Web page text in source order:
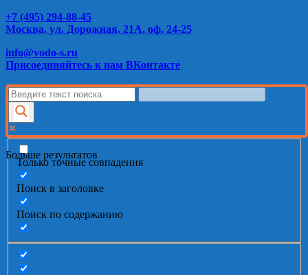
+7 (495) 294-88-45
Москва, ул. Дорожная, 21А, оф. 24-25
info@vodo-s.ru
Присоединяйтесь к нам ВКонтакте
Больше результатов
Только точные совпадения
Поиск в заголовке
Поиск по содержанию